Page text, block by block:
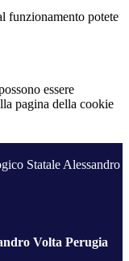
funzionamento potete
essere
pagina della cookie
Statale Alessandro
Volta Perugia